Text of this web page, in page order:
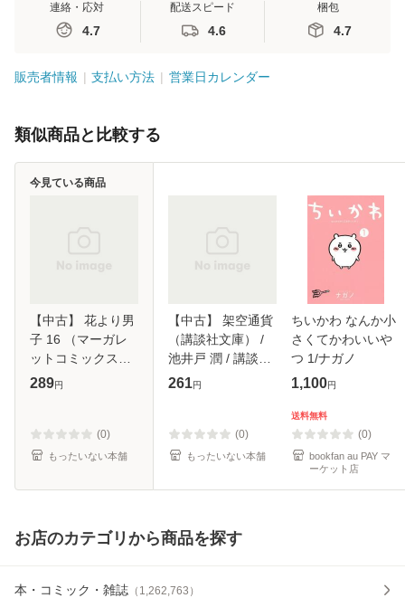
連絡・応対
4.7
配送スピード
4.6
梱包
4.7
販売者情報 支払い方法 営業日カレンダー
類似商品と比較する
【中古】 花より男
子 16 （マーガレ
ットコミックス） /
神尾 葉子 / 集英社
289円
(0)
もったいない本舗
今見ている商品
【中古】 架空通貨
（講談社文庫） /
池井戸 潤 / 講談社
[文庫]【メール便送
261円
(0)
もったいない本舗
ちいかわ なんか小
さくてかわいいや
つ 1/ナガノ
1,100円
送料無料
(0)
bookfan au PAY マ
ーケット店
お店のカテゴリから商品を探す
本・コミック・雑誌 （ 1,262,763 ）